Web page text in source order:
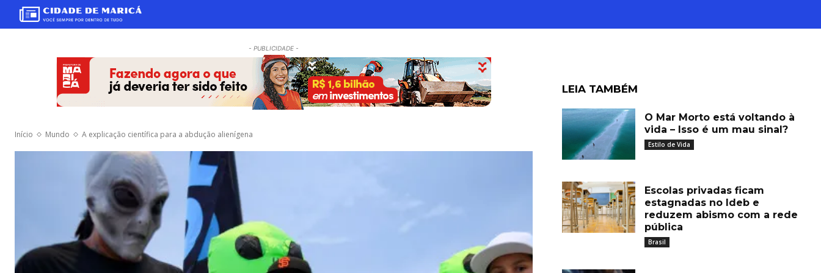
- PUBLICIDADE -
Início Mundo A explicação científica para a abdução alienígena
LEIA TAMBÉM
O Mar Morto está voltando à
vida – Isso é um mau sinal?
Estilo de Vida
Escolas privadas ficam
estagnadas no Ideb e
reduzem abismo com a rede
pública
Brasil